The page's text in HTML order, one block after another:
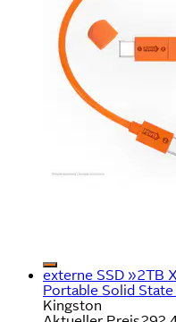
externe SSD »2TB
Portable Solid
Kingston